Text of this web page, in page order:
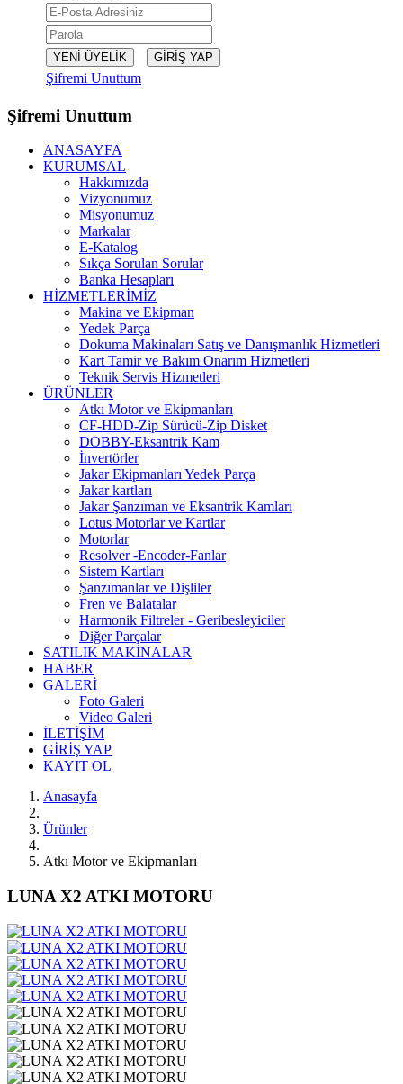
Şifremi Unuttum
Şifremi Unuttum
ANASAYFA
KURUMSAL
Hakkımızda
Vizyonumuz
Misyonumuz
Markalar
E-Katalog
Sıkça Sorulan Sorular
Banka Hesapları
HİZMETLERİMİZ
Makina ve Ekipman
Yedek Parça
Dokuma Makinaları Satış ve Danışmanlık Hizmetleri
Kart Tamir ve Bakım Onarım Hizmetleri
Teknik Servis Hizmetleri
ÜRÜNLER
Atkı Motor ve Ekipmanları
CF-HDD-Zip Sürücü-Zip Disket
DOBBY-Eksantrik Kam
İnvertörler
Jakar Ekipmanları Yedek Parça
Jakar kartları
Jakar Şanzıman ve Eksantrik Kamları
Lotus Motorlar ve Kartlar
Motorlar
Resolver -Encoder-Fanlar
Sistem Kartları
Şanzımanlar ve Dişliler
Fren ve Balatalar
Harmonik Filtreler - Geribesleyiciler
Diğer Parçalar
SATILIK MAKİNALAR
HABER
GALERİ
Foto Galeri
Video Galeri
İLETİŞİM
GİRİŞ YAP
KAYIT OL
Anasayfa
Ürünler
Atkı Motor ve Ekipmanları
LUNA X2 ATKI MOTORU